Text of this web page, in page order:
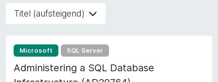
Titel (aufsteigend)
Microsoft SQL Server
Administering a SQL Database